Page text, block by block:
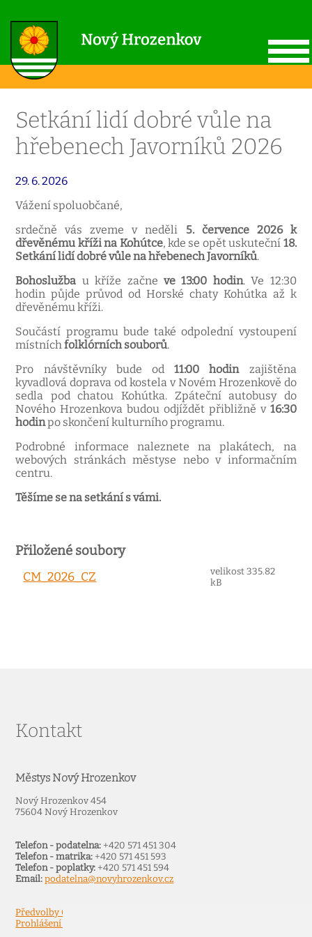
Setkání lidí dobré vůle na
hřebenech Javorníků 2026
29. 6. 2026
Vážení spoluobčané,
srdečně vás zveme v neděli 5. července 2026 k
dřevěnému kříži na Kohútce, kde se opět uskuteční 18.
Setkání lidí dobré vůle na hřebenech Javorníků.
Bohoslužba u kříže začne ve 13:00 hodin. Ve 12:30
hodin půjde průvod od Horské chaty Kohútka až k
dřevěnému kříži.
Součástí programu bude také odpolední vystoupení
místníchfolklórních souborů.
Pro návštěvníky bude od11:00 hodinzajištěna
kyvadlová doprava od kostela v Novém Hrozenkově do
sedla pod chatou Kohútka. Zpáteční autobusy do
Nového Hrozenkova budou odjíždět přibližně v 16:30
hodinpo skončení kulturního programu.
Podrobné informace naleznete na plakátech, na
webových stránkách městyse nebo v informačním
centru.
Těšíme se na setkání s vámi.
Přiložené soubory
CM_2026_CZ
velikost 335.82
kB
Kontakt
Městys Nový Hrozenkov
Nový Hrozenkov 454
75604 Nový Hrozenkov
Telefon - podatelna:+420 571 451 304
Telefon - matrika:+420 571 451 593
Telefon - poplatky:+420 571 451 594
Email: podatelna@novyhrozenkov.cz
Předvolby Cookies
Prohlášení o přístupnosti